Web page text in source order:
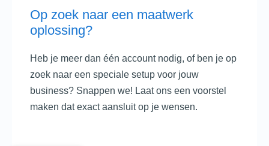
Op zoek naar een maatwerk
oplossing?
Heb je meer dan één account nodig, of ben je op
zoek naar een speciale setup voor jouw
business? Snappen we! Laat ons een voorstel
maken dat exact aansluit op je wensen.